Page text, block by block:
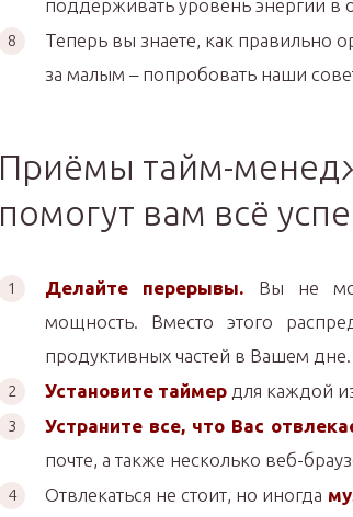
поддерживать уровень энергии в
Теперь вы знаете, как правильно
за малым – попробовать наши
Приёмы тайм-
помогут вам всё
Делайте перерывы. Вы не
мощность. Вместо этого
продуктивных частей в Вашем дне.
Установите таймер для каждой
Устраните все, что Вас
почте, а также несколько веб-
Отвлекаться не стоит, но иногда